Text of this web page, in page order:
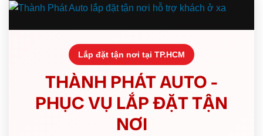
Lắp đặt tận nơi tại TP.HCM
THÀNH PHÁT AUTO -
PHỤC VỤ LẮP ĐẶT TẬN
NƠI